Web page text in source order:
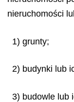
nieruchomości
1) grunty;
2) budynki lub
3) budowle lub